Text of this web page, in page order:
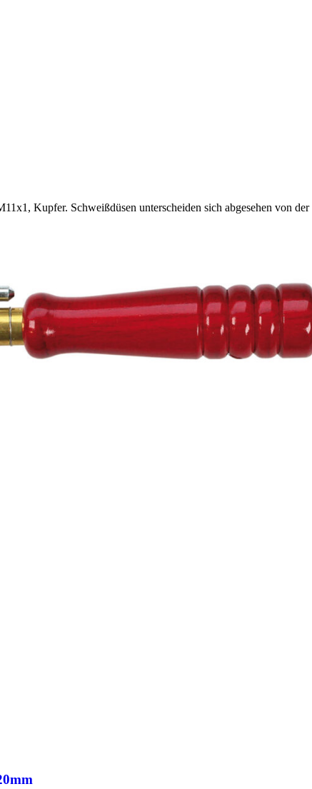
Kupfer. Schweißdüsen unterscheiden sich abgesehen von